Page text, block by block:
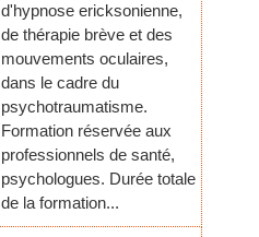
d'hypnose ericksonienne,
de thérapie brève et des
mouvements oculaires,
dans le cadre du
psychotraumatisme.
Formation réservée aux
professionnels de santé,
psychologues. Durée totale
de la formation...